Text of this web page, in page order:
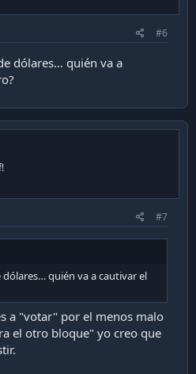
#6
dólares… quién va a
#7
quién va a cautivar el
a "votar" por el menos malo
el otro bloque" yo creo que